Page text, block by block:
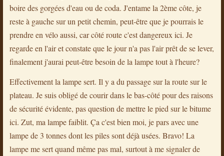
boire des gorgées d'eau ou de coda. J'entame la 2ème côte, je
reste à gauche sur un petit chemin, peut-être que je pourrais le
prendre en vélo aussi, car côté route c'est dangereux ici. Je
regarde en l'air et constate que le jour n'a pas l'air prêt de se lever,
finalement j'aurai peut-être besoin de la lampe tout à l'heure?
Effectivement la lampe sert. Il y a du passage sur la route sur le
plateau. Je suis obligé de courir dans le bas-côté pour des raisons
de sécurité évidente, pas question de mettre le pied sur le bitume
ici. Zut, ma lampe faiblit. Ça c'est bien moi, je pars avec une
lampe de 3 tonnes dont les piles sont déjà usées. Bravo! La
lampe me sert quand même pas mal, surtout à me signaler de